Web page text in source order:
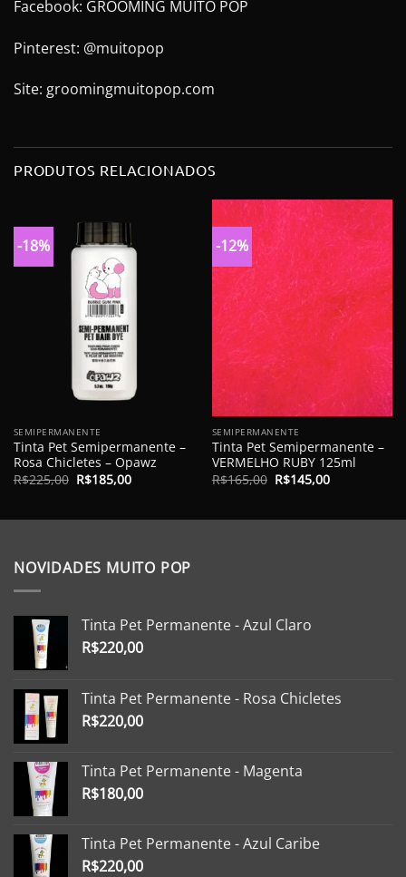
Facebook: GROOMING MUITO POP
Pinterest: @muitopop
Site: groomingmuitopop.com
PRODUTOS RELACIONADOS
-18%
SEMIPERMANENTE
Tinta Pet Semipermanente –
Rosa Chicletes – Opawz
R$225,00 O
preço
R$225,00.
R$185,00O
preço
R$185,00.
-12%
SEMIPERMANENTE
Tinta Pet Semipermanente –
VERMELHO RUBY 125ml
R$165,00 O
preço
R$165,00.
R$145,00O
preço
R$145,00.
NOVIDADES MUITO POP
Tinta Pet Permanente - Azul Claro
R$220,00
Tinta Pet Permanente - Rosa Chicletes
R$220,00
Tinta Pet Permanente - Magenta
R$180,00
Tinta Pet Permanente - Azul Caribe
R$220,00